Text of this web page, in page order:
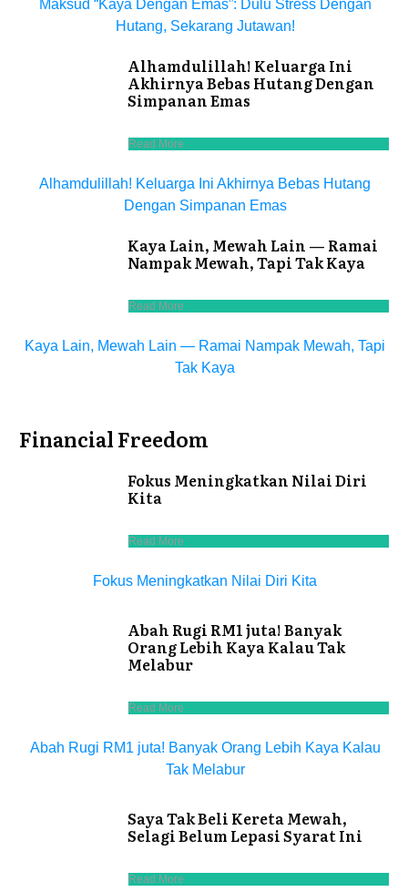
Maksud “Kaya Dengan Emas”: Dulu Stress Dengan
Hutang, Sekarang Jutawan!
Alhamdulillah! Keluarga Ini
Akhirnya Bebas Hutang Dengan
Simpanan Emas
Read More
Alhamdulillah! Keluarga Ini Akhirnya Bebas Hutang
Dengan Simpanan Emas
Kaya Lain, Mewah Lain — Ramai
Nampak Mewah, Tapi Tak Kaya
Read More
Kaya Lain, Mewah Lain — Ramai Nampak Mewah, Tapi
Tak Kaya
Financial Freedom
Fokus Meningkatkan Nilai Diri
Kita
Read More
Fokus Meningkatkan Nilai Diri Kita
Abah Rugi RM1 juta! Banyak
Orang Lebih Kaya Kalau Tak
Melabur
Read More
Abah Rugi RM1 juta! Banyak Orang Lebih Kaya Kalau
Tak Melabur
Saya Tak Beli Kereta Mewah,
Selagi Belum Lepasi Syarat Ini
Read More